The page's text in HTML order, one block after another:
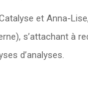
et Anna-
s’attachant à
d’analyses.